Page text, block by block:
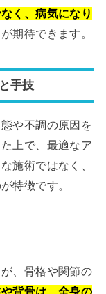
く、病気になり
期待できます。
手技
や不調の原因を
上で、最適なア
施術ではなく、
特徴です。
、骨格や関節の
背骨は、全身の